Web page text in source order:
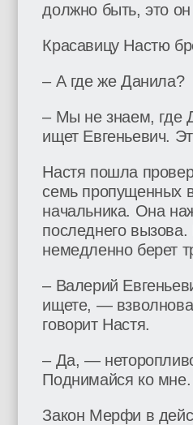
должно быть, это он
Красавицу Настю
– А где же Данила?
– Мы не знаем, где
ищет Евгеньевич.
Настя пошла
семь пропущенных
начальника. Она
последнего вызова.
немедленно берет
– Валерий
ищете, —
говорит Настя.
– Да, —
Поднимайся ко
Закон Мерфи в